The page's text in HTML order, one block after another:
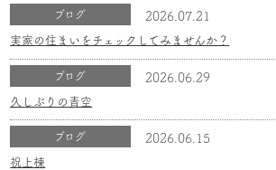
ブログ 2026.07.21
実家の住まいをチェックしてみませんか？
ブログ 2026.06.29
久しぶりの青空
ブログ 2026.06.15
祝上棟